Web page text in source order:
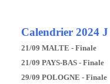
Calendrier 2024 J
21/09 MALTE - Finale
21/09 PAYS-BAS - Finale
29/09 POLOGNE - Finale